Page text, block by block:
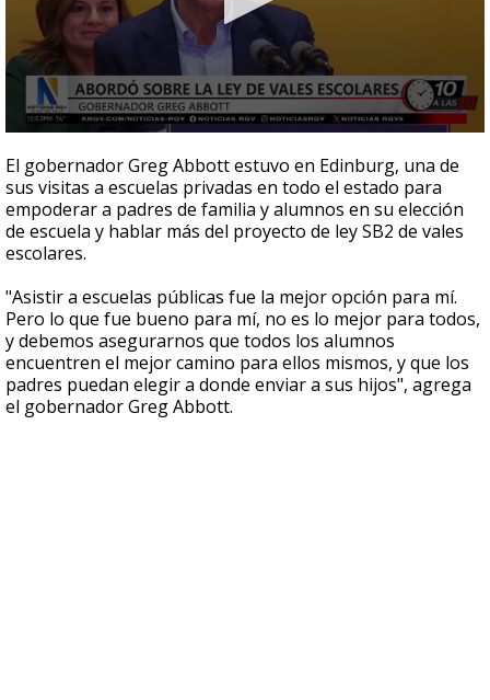
seconds
of
2
minutes,
39
seconds
El gobernador Greg Abbott estuvo en Edinburg, una de
sus visitas a escuelas privadas en todo el estado para
empoderar a padres de familia y alumnos en su elección
de escuela y hablar más del proyecto de ley SB2 de vales
escolares.
"Asistir a escuelas públicas fue la mejor opción para mí.
Pero lo que fue bueno para mí, no es lo mejor para todos,
y debemos asegurarnos que todos los alumnos
encuentren el mejor camino para ellos mismos, y que los
padres puedan elegir a donde enviar a sus hijos", agrega
el gobernador Greg Abbott.